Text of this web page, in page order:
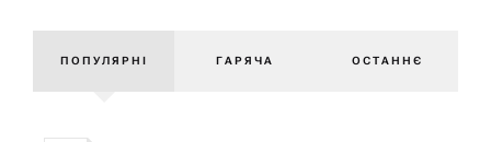
ПОПУЛЯРНІ ГАРЯЧА ОСТАННЄ